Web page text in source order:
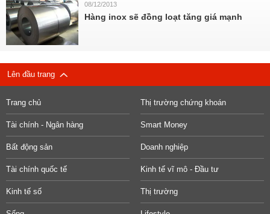
08/12/2013
Hàng inox sẽ đồng loạt tăng giá mạnh
Lên đầu trang
Trang chủ Thị trường chứng khoán
Tài chính - Ngân hàng Smart Money
Bất động sản Doanh nghiệp
Tài chính quốc tế Kinh tế vĩ mô - Đầu tư
Kinh tế số Thị trường